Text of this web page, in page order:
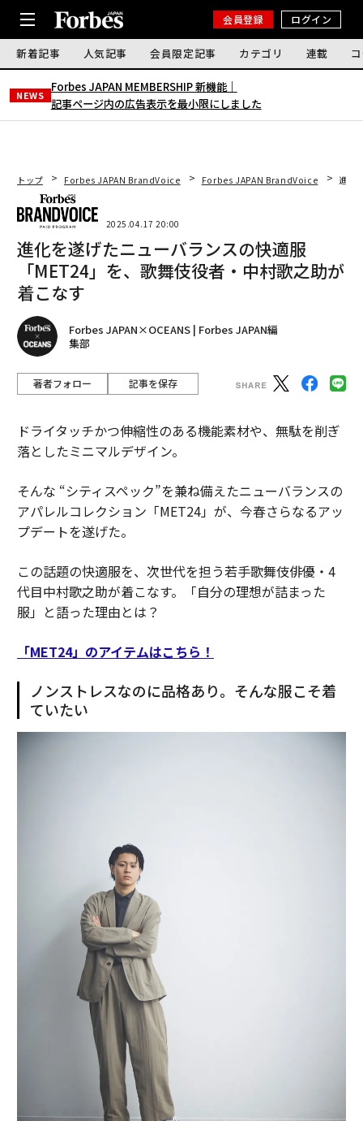
会員登録 ログイン
新着記事 人気記事 会員限定記事 カテゴリ 連載
NEWS
Forbes JAPAN MEMBERSHIP 新機能｜
記事ページ内の広告表示を最小限にしました
トップ Forbes JAPAN BrandVoice Forbes JAPAN BrandVoice 進化
2025.04.17 20:00
進化を遂げたニューバランスの快適服
「MET24」を、歌舞伎役者・中村歌之助が
着こなす
Forbes JAPAN×OCEANS | Forbes JAPAN編
集部
著者フォロー 記事を保存
ドライタッチかつ伸縮性のある機能素材や、無駄を削ぎ
落としたミニマルデザイン。
そんな “シティスペック”を兼ね備えたニューバランスの
アパレルコレクション「MET24」が、今春さらなるアッ
プデートを遂げた。
この話題の快適服を、次世代を担う若手歌舞伎俳優・4
代目中村歌之助が着こなす。「自分の理想が詰まった
服」と語った理由とは？
「MET24」のアイテムはこちら！
ノンストレスなのに品格あり。そんな服こそ着
ていたい